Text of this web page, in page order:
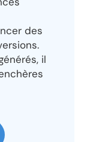
des
il